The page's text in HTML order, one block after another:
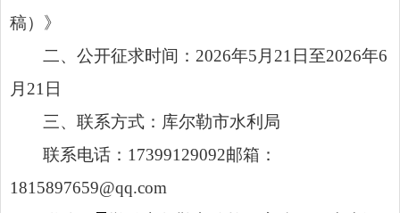
稿）》
二、公开征求时间：2026年5月21日至2026年6
月21日
三、联系方式：库尔勒市水利局
联系电话：17399129092邮箱：
1815897659@qq.com